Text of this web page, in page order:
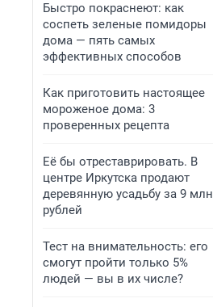
Быстро покраснеют: как
соспеть зеленые помидоры
дома — пять самых
эффективных способов
Как приготовить настоящее
мороженое дома: 3
проверенных рецепта
Её бы отреставрировать. В
центре Иркутска продают
деревянную усадьбу за 9 млн
рублей
Тест на внимательность: его
смогут пройти только 5%
людей — вы в их числе?